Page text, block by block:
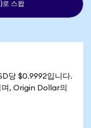
로 스왑
당 $0.9992입니다.
, Origin Dollar의